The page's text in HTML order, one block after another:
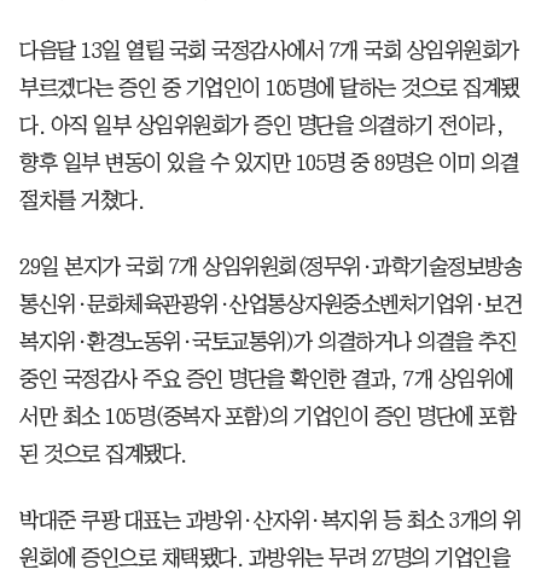
다음달 13일 열릴 국회 국정감사에서 7개 국회 상임위원회가
부르겠다는 증인 중 기업인이 105명에 달하는 것으로 집계됐
다. 아직 일부 상임위원회가 증인 명단을 의결하기 전이라,
향후 일부 변동이 있을 수 있지만 105명 중 89명은 이미 의결
절차를 거쳤다.
29일 본지가 국회 7개 상임위원회(정무위·과학기술정보방송
통신위·문화체육관광위·산업통상자원중소벤처기업위·보건
복지위·환경노동위·국토교통위)가 의결하거나 의결을 추진
중인 국정감사 주요 증인 명단을 확인한 결과, 7개 상임위에
서만 최소 105명(중복자 포함)의 기업인이 증인 명단에 포함
된 것으로 집계됐다.
박대준 쿠팡 대표는 과방위·산자위·복지위 등 최소 3개의 위
원회에 증인으로 채택됐다. 과방위는 무려 27명의 기업인을